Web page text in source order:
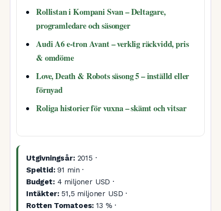
Rollistan i Kompani Svan – Deltagare,
programledare och säsonger
Audi A6 e-tron Avant – verklig räckvidd, pris
& omdöme
Love, Death & Robots säsong 5 – inställd eller
förnyad
Roliga historier för vuxna – skämt och vitsar
Utgivningsår:2015 ·
Speltid:91 min ·
Budget:4 miljoner USD ·
Intäkter:51,5 miljoner USD ·
Rotten Tomatoes: 13 % ·